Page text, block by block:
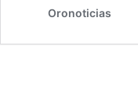
Oronoticias